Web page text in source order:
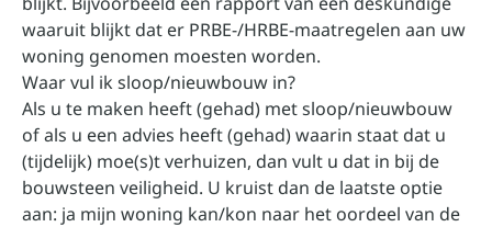
waaruit blijkt dat er PRBE-/HRBE-maatregelen aan uw
woning genomen moesten worden.
Waar vul ik sloop/nieuwbouw in?
Als u te maken heeft (gehad) met sloop/nieuwbouw
of als u een advies heeft (gehad) waarin staat dat u
(tijdelijk) moe(s)t verhuizen, dan vult u dat in bij de
bouwsteen veiligheid. U kruist dan de laatste optie
aan: ja mijn woning kan/kon naar het oordeel van de